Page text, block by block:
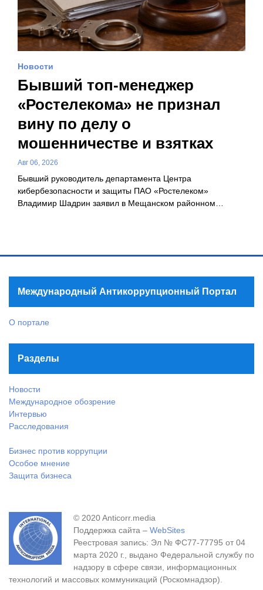
Новости
Бывший топ-менеджер
«Ростелекома» не признал
вину по делу о
мошенничестве и взятках
Авг 06, 2026
Бывший руководитель департамента Центра
кибербезопасности и защиты ПАО «Ростелеком»
Владимир Шадрин заявил в Мещанском районном…
Международный Антикоррупционный Портал
О портале
Разделы
Новости
Международное обозрение
Интервью
Расследования
Бизнес против коррупции
Особое мнение
Защита бизнеса
© 2020 Anticorr.media
Поддержка сайта – WebSites
Реестровая запись: Эл № ФС77-77795 от 04
марта 2020 г., выдано Федеральной службу по
надзору в сфере связи, информационных
технологий и массовых коммуникаций (Роскомнадзор).